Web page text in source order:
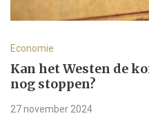
Economie
Kan het Westen de
nog stoppen?
27 november 2024